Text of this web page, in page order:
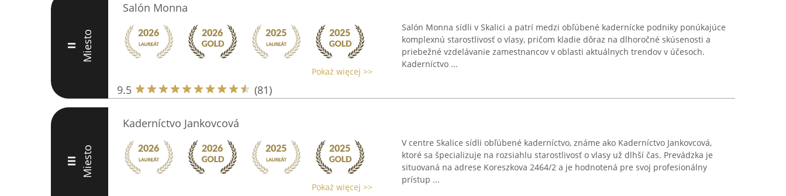
II Miesto
Salón Monna
Pokaż więcej >>
9.5 (81)
Salón Monna sídli v Skalici a patrí medzi obľúbené kadernícke podniky ponúkajúce
komplexnú starostlivosť o vlasy, pričom kladie dôraz na dlhoročné skúsenosti a
priebežné vzdelávanie zamestnancov v oblasti aktuálnych trendov v účesoch.
Kaderníctvo ...
III Miesto
Kaderníctvo Jankovcová
Pokaż więcej >>
V centre Skalice sídli obľúbené kaderníctvo, známe ako Kaderníctvo Jankovcová,
ktoré sa špecializuje na rozsiahlu starostlivosť o vlasy už dlhší čas. Prevádzka je
situovaná na adrese Koreszkova 2464/2 a je hodnotená pre svoj profesionálny
prístup ...